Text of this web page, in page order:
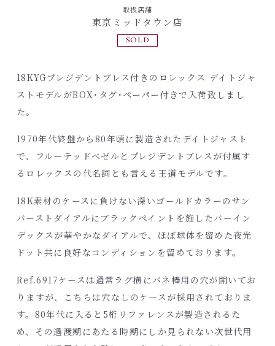
取扱店舗
東京ミッドタウン店
SOLD
18KYGプレジデントブレス付きのロレックス デイトジャ
ストモデルがBOX･タグ･ペーパー付きで入荷致しまし
た。
1970年代終盤から80年頃に製造されたデイトジャスト
で、フルーテッドベゼルとプレジデントブレスが付属す
るロレックスの代名詞とも言える王道モデルです。
18K素材のケースに負けない深いゴールドカラーのサン
バーストダイアルにブラックペイントを施したバーイン
デックスが華やかなダイアルで、ほぼ球体を留めた夜光
ドット共に良好なコンディションを留めております。
Ref.6917ケースは通常ラグ横にバネ棒用の穴が開いてお
りますが、こちらは穴なしのケースが採用されておりま
す。80年代に入ると5桁リファレンスが製造されるた
め、その過渡期にあたる時期にしか見られない次世代用